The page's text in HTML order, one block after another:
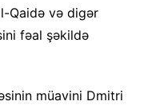
Qaidə və digər
fəal şəkildə
müavini Dmitri